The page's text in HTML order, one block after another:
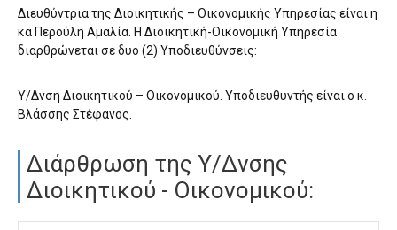
Διευθύντρια της Διοικητικής – Οικονομικής Υπηρεσίας είναι η
κα Περούλη Αμαλία. Η Διοικητική-Οικονομική Υπηρεσία
διαρθρώνεται σε δυο (2) Υποδιευθύνσεις:
Υ/Δνση Διοικητικού – Οικονομικού. Υποδιευθυντής είναι ο κ.
Βλάσσης Στέφανος.
Διάρθρωση της Υ/Δνσης
Διοικητικού - Οικονομικού: